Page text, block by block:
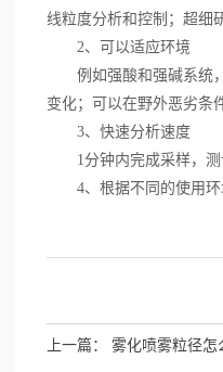
线粒度分析和控制；超细
2、可以适应环境
例如强酸和强碱系统，
变化；可以在野外恶劣条
3、快速分析速度
1分钟内完成采样，测试
4、根据不同的使用环
上一篇： 雾化喷雾粒径怎